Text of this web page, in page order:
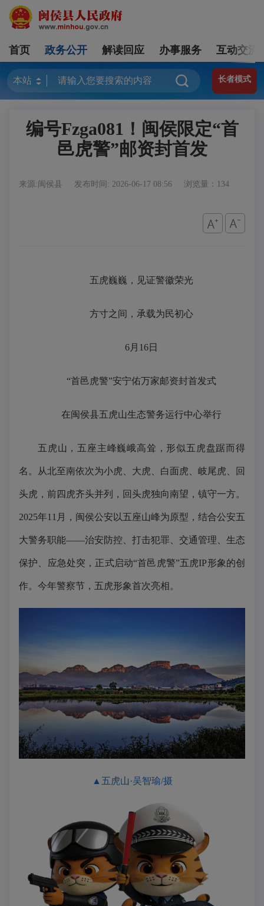
首页 政务公开 解读回应 办事服务 互动交流
长者模式
编号Fzga081！闽侯限定“首
邑虎警”邮资封首发
来源:闽侯县 发布时间: 2026-06-17 08:56 浏览量：134
五虎巍巍，见证警徽荣光
方寸之间，承载为民初心
6月16日
“首邑虎警”安宁佑万家邮资封首发式
在闽侯县五虎山生态警务运行中心举行
五虎山，五座主峰巍峨高耸，形似五虎盘踞而得
名。从北至南依次为小虎、大虎、白面虎、岐尾虎、回
头虎，前四虎齐头并列，回头虎独向南望，镇守一方。
2025年11月，闽侯公安以五座山峰为原型，结合公安五
大警务职能——治安防控、打击犯罪、交通管理、生态
保护、应急处突，正式启动“首邑虎警”五虎IP形象的创
作。今年警察节，五虎形象首次亮相。
▲五虎山·吴智瑜/摄